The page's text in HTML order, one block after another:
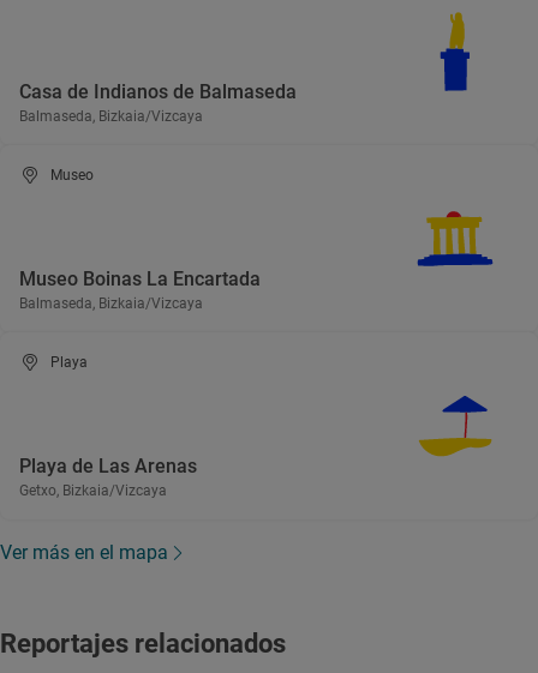
Casa de Indianos de Balmaseda
Balmaseda, Bizkaia/Vizcaya
Museo
Museo Boinas La Encartada
Balmaseda, Bizkaia/Vizcaya
Playa
Playa de Las Arenas
Getxo, Bizkaia/Vizcaya
Ver más en el mapa
Reportajes relacionados